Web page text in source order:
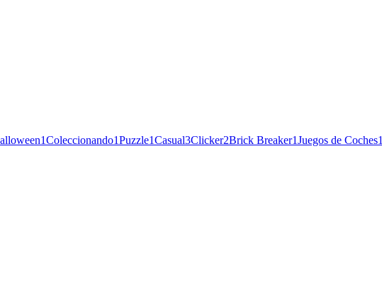
1Coleccionando1Puzzle1Casual3Clicker2Brick Breaker1Juegos de Coches1